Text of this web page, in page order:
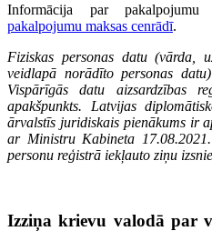
Informācija par
pakalpojumu maksas cenrādī.
Fiziskas personas datu (vārda,
veidlapā norādīto personas
Vispārīgās datu aizsardzības
apakšpunkts. Latvijas
ārvalstīs juridiskais pienākums ir
ar Ministru Kabineta
personu reģistrā iekļauto ziņu
Izziņa krievu valodā par